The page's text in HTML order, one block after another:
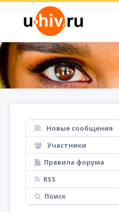
Новые сообщения
Участники
Правила форума
RSS
Поиск